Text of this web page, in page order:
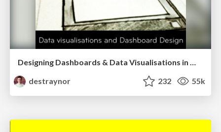
Designing Dashboards & Data Visualisations in Web Apps
destraynor
232 55k